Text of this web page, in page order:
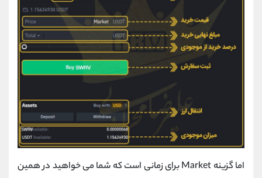
اما گزینه Market برای زمانی است که شما می خواهید در همین